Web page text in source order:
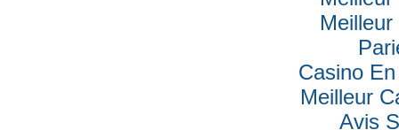
Casino
Meilleur
Avis